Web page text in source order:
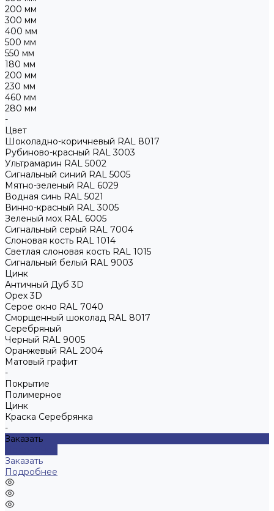
200 мм
300 мм
400 мм
500 мм
550 мм
180 мм
200 мм
230 мм
460 мм
280 мм
-
Цвет
Шоколадно-коричневый RAL 8017
Рубиново-красный RAL 3003
Ультрамарин RAL 5002
Сигнальный синий RAL 5005
Мятно-зеленый RAL 6029
Водная синь RAL 5021
Винно-красный RAL 3005
Зеленый мох RAL 6005
Сигнальный серый RAL 7004
Слоновая кость RAL 1014
Светлая слоновая кость RAL 1015
Сигнальный белый RAL 9003
Цинк
Античный Дуб 3D
Орех 3D
Серое окно RAL 7040
Сморщенный шоколад RAL 8017
Серебряный
Черный RAL 9005
Оранжевый RAL 2004
Матовый графит
-
Покрытие
Полимерное
Цинк
Краска Серебрянка
-
Заказать
Заказать
Подробнее